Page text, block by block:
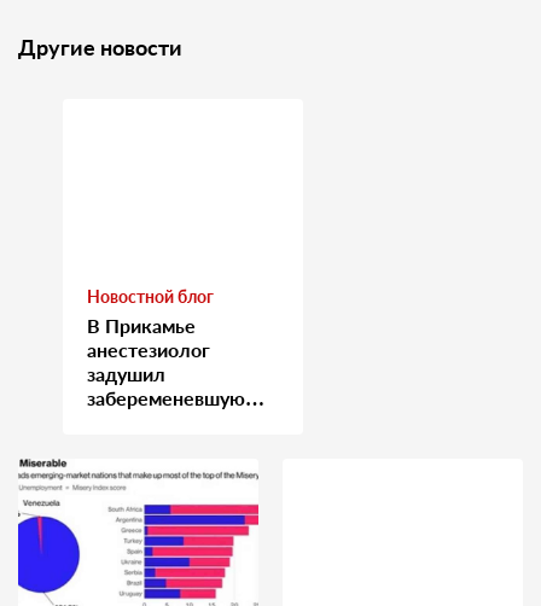
Другие новости
Новостной блог
В Прикамье
анестезиолог
задушил
забеременевшую